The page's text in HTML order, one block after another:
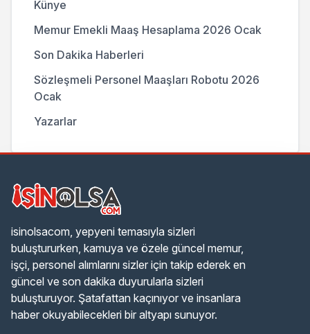
Künye
Memur Emekli Maaş Hesaplama 2026 Ocak
Son Dakika Haberleri
Sözleşmeli Personel Maaşları Robotu 2026
Ocak
Yazarlar
isinolsacom, yepyeni temasıyla sizleri
buluştururken, kamuya ve özele güncel memur,
işçi, personel alımlarını sizler için takip ederek en
güncel ve son dakika duyurularla sizleri
buluşturuyor. Şatafattan kaçınıyor ve insanlara
haber okuyabilecekleri bir altyapı sunuyor.